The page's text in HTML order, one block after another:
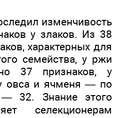
изменчивость
у злаков. Из 38
характерных для
семейства, у ржи
37 признаков, у
овса и ячменя — по
32. Знание этого
селекционерам